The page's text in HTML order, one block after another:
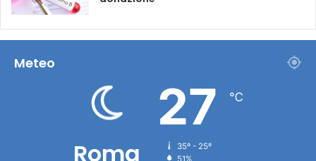
Meteo
Roma
27 ℃
35º - 25º
51%